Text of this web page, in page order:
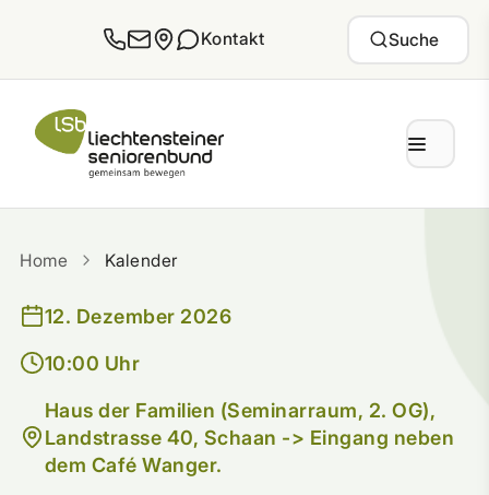
Kontakt Suche
Home Kalender
12. Dezember 2026
10:00 Uhr
Haus der Familien (Seminarraum, 2. OG),
Landstrasse 40, Schaan -> Eingang neben
dem Café Wanger.